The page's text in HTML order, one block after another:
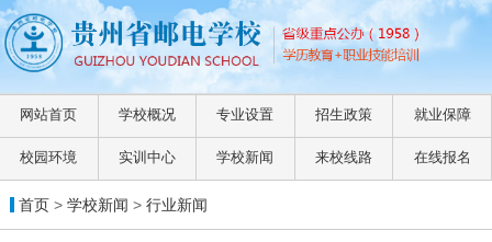
网站首页 学校概况 专业设置 招生政策 就业保障
校园环境 实训中心 学校新闻 来校线路 在线报名
首页> 学校新闻 > 行业新闻